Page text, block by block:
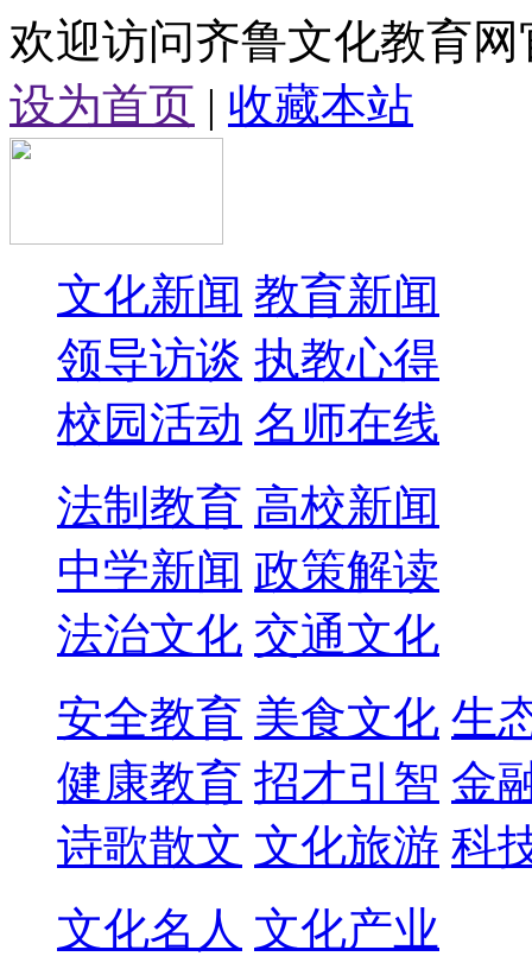
欢迎访问齐鲁文化教育
设为首页 | 收藏本站
文化新闻 教育新闻
领导访谈 执教心得
校园活动 名师在线
法制教育 高校新闻
中学新闻 政策解读
法治文化 交通文化
安全教育 美食文化 生
健康教育 招才引智 金
诗歌散文 文化旅游 科
文化名人 文化产业